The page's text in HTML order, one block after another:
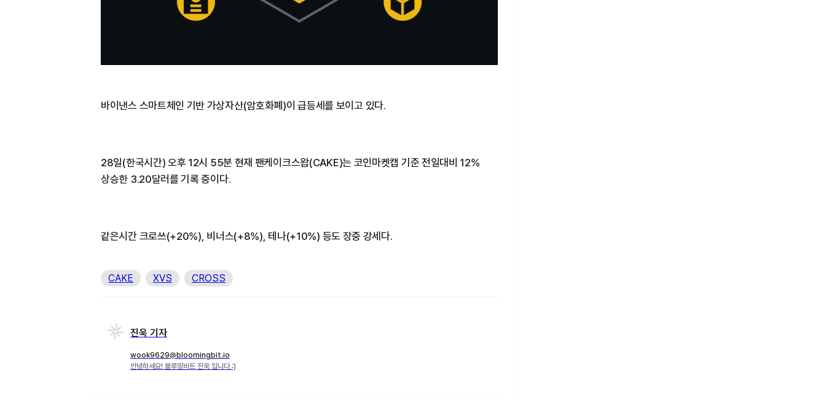
바이낸스 스마트체인 기반 가상자산(암호화폐)이 급등세를 보이고 있다.
28일(한국시간) 오후 12시 55분 현재 팬케이크스왑(CAKE)는 코인마켓캡 기준 전일대비 12%
상승한 3.20달러를 기록 중이다.
같은시간 크로쓰(+20%), 비너스(+8%), 테나(+10%) 등도 장중 강세다.
CAKE XVS CROSS
진욱 기자
wook9629@bloomingbit.io
안녕하세요! 블루밍비트 진욱 입니다 :)